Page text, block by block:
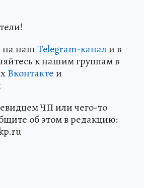
на нашTelegram-канали в
к нашим группам в
Вконтактеи
ЧП или чего-то
об этом в редакцию: